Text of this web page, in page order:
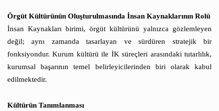
Örgüt Kültürünün Oluşturulmasında İnsan Kaynaklarının Rolü
İnsan Kaynakları birimi, örgüt kültürünü yalnızca gözlemleyen
değil; aynı zamanda tasarlayan ve sürdüren stratejik bir
fonksiyondur. Kurum kültürü ile İK süreçleri arasındaki tutarlılık,
kurumsal başarının temel belirleyicilerinden biri olarak kabul
edilmektedir.
Kültürün Tanımlanması